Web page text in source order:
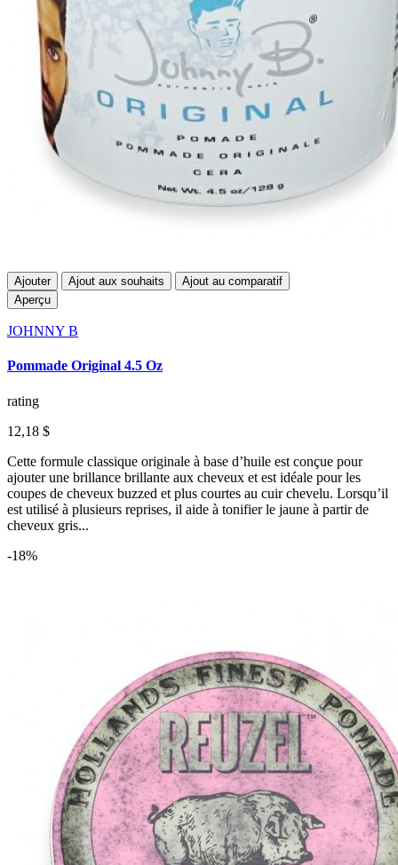
Ajouter Ajout aux souhaits
Ajout au comparatif
Aperçu
JOHNNY B
Pommade Original 4.5 Oz
rating
12,18 $
Cette formule classique originale à base d’huile est conçue pour
ajouter une brillance brillante aux cheveux et est idéale pour les
coupes de cheveux buzzed et plus courtes au cuir chevelu. Lorsqu’il
est utilisé à plusieurs reprises, il aide à tonifier le jaune à partir de
cheveux gris...
-18%